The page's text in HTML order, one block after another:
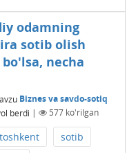
odamning
sotib olish
necha
Biznes va savdo-sotiq
berdi | 577ko'rilgan
toshkent
sotib